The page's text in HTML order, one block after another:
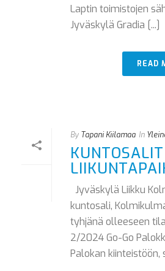
Laptin toimistojen
Jyväskylä Gradia [...]
READ
By Tapani Kiilamaa In
Jyväskylä Liikku
kuntosali,
tyhjänä olleeseen
2/2024 Go-Go
Palokan kiinteistöön,